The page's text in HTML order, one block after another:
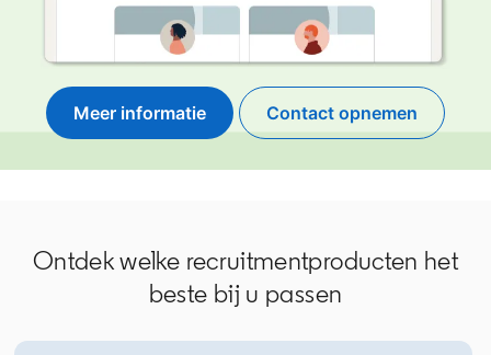
Meer informatie Contact opnemen
Ontdek welke recruitmentproducten het
beste bij u passen